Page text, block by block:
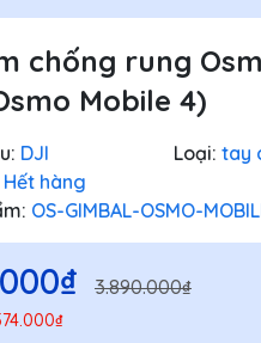
chống rung
Mobile 4)
DJI Loại: tay
Hết hàng
OS-GIMBAL-OSMO-
3.890.000₫